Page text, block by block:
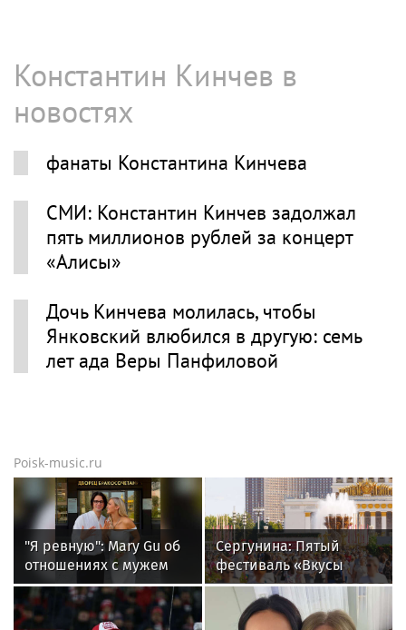
Константин Кинчев в
новостях
фанаты Константина Кинчева
СМИ: Константин Кинчев задолжал
пять миллионов рублей за концерт
«Алисы»
Дочь Кинчева молилась, чтобы
Янковский влюбился в другую: семь
лет ада Веры Панфиловой
Poisk-music.ru
"Я ревную": Mary Gu об
отношениях с мужем
Сергунина: Пятый
фестиваль «Вкусы
России» пройдет в
Москве 13–23 августа